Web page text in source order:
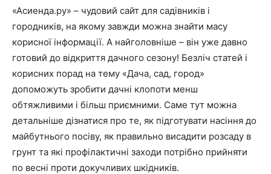
«Асиенда.ру» – чудовий сайт для садівників і
городників, на якому завжди можна знайти масу
корисної інформації. А найголовніше – він уже давно
готовий до відкриття дачного сезону! Безліч статей і
корисних порад на тему «Дача, сад, город»
допоможуть зробити дачні клопоти менш
обтяжливими і більш приємними. Саме тут можна
детальніше дізнатися про те, як підготувати насіння до
майбутнього посіву, як правильно висадити розсаду в
грунт та які профілактичні заходи потрібно прийняти
по весні проти докучливих шкідників.